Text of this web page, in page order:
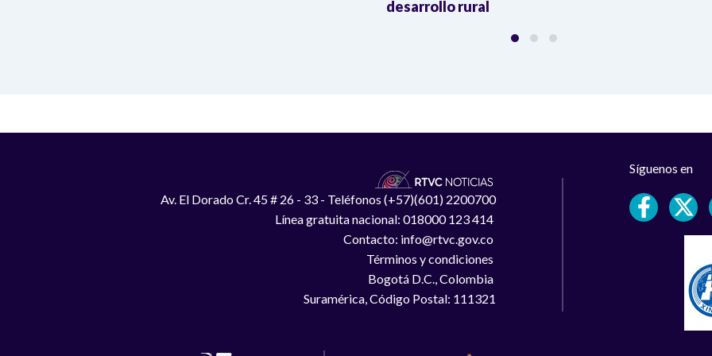
desarrollo rural
Av. El Dorado Cr. 45 # 26 - 33 - Teléfonos (+57)(601) 2200700
Línea gratuita nacional: 018000 123 414
Contacto: info@rtvc.gov.co
Términos y condiciones
Bogotá D.C., Colombia
Suramérica, Código Postal: 111321
Síguenos en